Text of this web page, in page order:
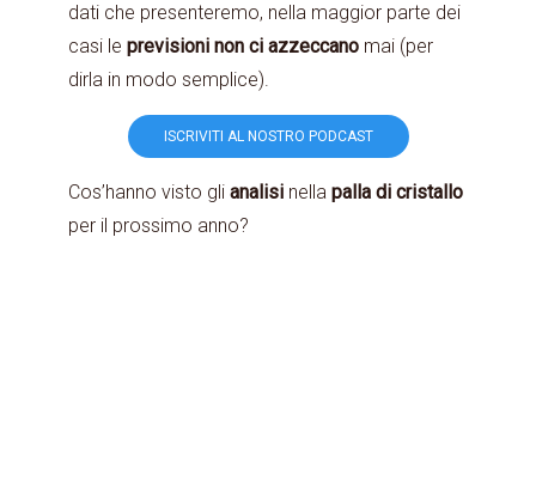
dati che presenteremo, nella maggior parte dei
casi le previsioni non ci azzeccano mai (per
dirla in modo semplice).
ISCRIVITI AL NOSTRO PODCAST
Cos’hanno visto gli analisi nella palla di cristallo
per il prossimo anno?